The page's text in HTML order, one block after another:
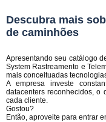
Descubra mais
de caminhões
Apresentando seu catálogo
System Rastreamento e
mais conceituadas
A empresa investe
datacenters reconhecidos, o
cada cliente.
Gostou?
Então, aproveite para entrar